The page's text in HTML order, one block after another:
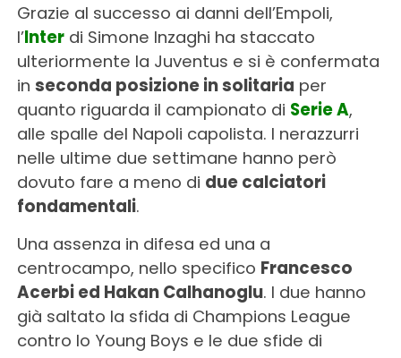
Grazie al successo ai danni dell’Empoli,
l’Interdi Simone Inzaghi ha staccato
ulteriormente la Juventus e si è confermata
in seconda posizione in solitaria per
quanto riguarda il campionato di Serie A,
alle spalle del Napoli capolista. I nerazzurri
nelle ultime due settimane hanno però
dovuto fare a meno di due calciatori
fondamentali.
Una assenza in difesa ed una a
centrocampo, nello specifico Francesco
Acerbi ed Hakan Calhanoglu. I due hanno
già saltato la sfida di Champions League
contro lo Young Boys e le due sfide di